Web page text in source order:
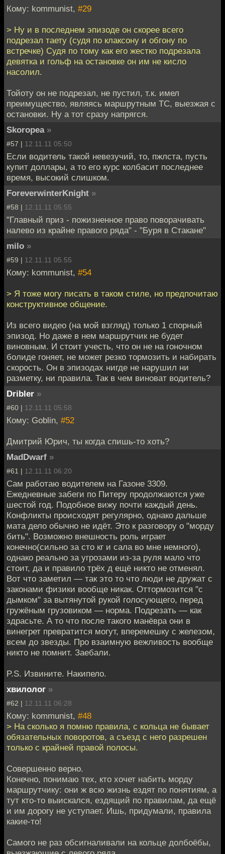
Кому: kommunist, #29
> Ну и в последнем эпизоде он скорее всего
подрезал таету (судя по клаксону и обгону по
встречке) Судя по тому как его жестко подрезала
девятка и гольф на остановке он им не кисло
насолил.
Тойоту он не подрезал, не пустил, т.к. имел
преимущество, являясь маршрутным ТС, выезжая с
остановки. Ну а тот сразу напрягся.
Skoropea »
#57 | 12.11.11 05:50
Если водитель такой невезучий, то, пжлста, пусть
купит доллары, а то его курс колбасит последнее
время, высокий слишком.
ForeverwinterKnight »
#58 | 12.11.11 05:55
"Главный приз - пожизненное право поворачивать
налево из крайне правого ряда" - "Буря в Стакане"
milo »
#59 | 12.11.11 05:55
Кому: kommunist, #54
> Я тоже могу писать в таком стиле, но предпочитаю
конструктивное общение.
Из всего видео (на мой взгляд) только 1 спорный
эпизод. Но даже в нем маршрутчик не будет
виновным. И стоит учесть, что он не на гоночном
болиде гоняет, не может резко тормозить и набирать
скорость. Он в эпизодах нигде не нарушил ни
разметку, ни правила. Так в чем виноват водитель?
Dribler »
#60 | 12.11.11 05:58
Кому: Goblin, #52
Дмитрий Юрич, ты когда спишь-то хоть?
MadDwarf »
#61 | 12.11.11 06:20
Сам работаю водителем на Газоне 3309.
Ежедневные забеги по Питеру продолжаются уже
шестой год. Подобное вижу почти каждый день.
Конфликты происходят регулярно, однако дальше
мата дело обычно не идёт. Это к разговору о "морду
бить". Возможно внешность роль играет
конечно(сильно за сто кг и сала во мне немного),
однако реально за угрозами из-за руля мало что
стоит, да и правило трёх д ещё никто не отменял.
Вот что заметил — так это то что люди не дружат с
законами физики вообще никак. Оттормозится "с
дымком" за вытянутой рукой голосующего, перед
гружёным грузовиком — норма. Подрезать — как
здрасьте. А то что после такого манёвра они в
винегрет превратится могут, вперемешку с железом,
всем до звезды. Про взаимную вежливость вообще
никто не помнит. Заебали.
P.S. Извините. Накипело.
хвилолог »
#62 | 12.11.11 06:28
Кому: kommunist, #48
> На сколько я помню правила, с кольца не бывает
обязательных поворотов, а съезд с него разрешен
только с крайней правой полосы.
Совершенно верно.
Конечно, понимаю тех, кто хочет набить морду
маршрутчику: они ж всю жизнь ездят по понятиям, а
тут кто-то выискался, ездящий по правилам, да ещё
и им дорогу не уступает. Ишь, придумали, правила
какие-то!
Самого не раз обсигналивали на кольце долбоёбы,